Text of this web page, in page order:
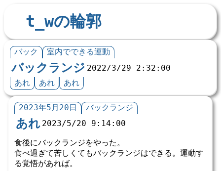
t_wの輪郭
バック 室内でできる運動
バックランジ 2022/3/29 2:32:00
あれ
あれ あれ
2023年5月20日 バックランジ
あれ 2023/5/20 9:14:00
食後にバックランジをやった。
食べ過ぎて苦しくてもバックランジはできる。運動す
る覚悟があれば。